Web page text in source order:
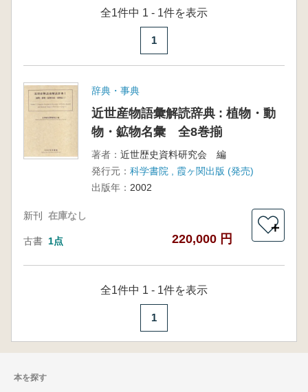
全1件中 1 - 1件を表示
1
辞典・事典
近世産物語彙解読辞典 : 植物・動
物・鉱物名彙 全8巻揃
著者： 近世歴史資料研究会 編
発行元： 科学書院 , 霞ヶ関出版 (発売)
出版年： 2002
新刊 在庫なし
古書 1点 220,000 円
＋
全1件中 1 - 1件を表示
1
本を探す